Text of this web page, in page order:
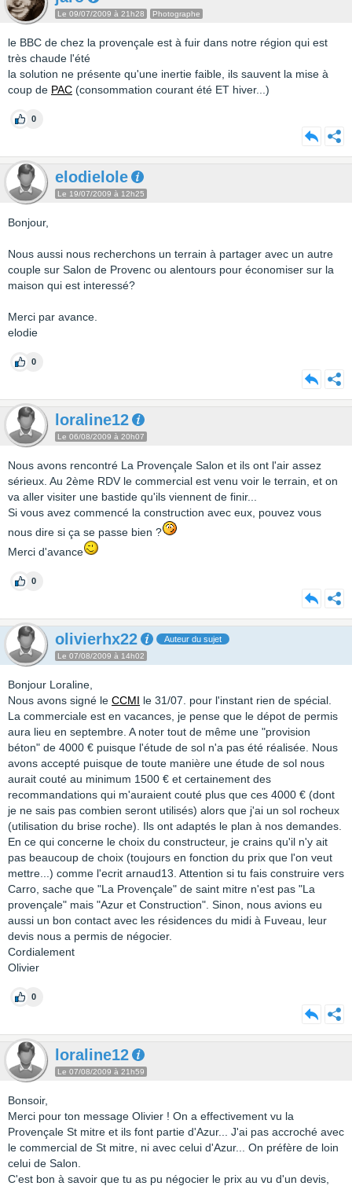
Le 09/07/2009 à 21h28 Photographe
le BBC de chez la provençale est à fuir dans notre région qui est
très chaude l'été
la solution ne présente qu'une inertie faible, ils sauvent la mise à
coup de PAC (consommation courant été ET hiver...)
0
elodielole
Le 19/07/2009 à 12h25
Bonjour,
Nous aussi nous recherchons un terrain à partager avec un autre
couple sur Salon de Provenc ou alentours pour économiser sur la
maison qui est interessé?
Merci par avance.
elodie
0
loraline12
Le 06/08/2009 à 20h07
Nous avons rencontré La Provençale Salon et ils ont l'air assez
sérieux. Au 2ème RDV le commercial est venu voir le terrain, et on
va aller visiter une bastide qu'ils viennent de finir...
Si vous avez commencé la construction avec eux, pouvez vous
nous dire si ça se passe bien ?
Merci d'avance
0
olivierhx22 Auteur du sujet
Le 07/08/2009 à 14h02
Bonjour Loraline,
Nous avons signé le CCMI le 31/07. pour l'instant rien de spécial.
La commerciale est en vacances, je pense que le dépot de permis
aura lieu en septembre. A noter tout de même une "provision
béton" de 4000 € puisque l'étude de sol n'a pas été réalisée. Nous
avons accepté puisque de toute manière une étude de sol nous
aurait couté au minimum 1500 € et certainement des
recommandations qui m'auraient couté plus que ces 4000 € (dont
je ne sais pas combien seront utilisés) alors que j'ai un sol rocheux
(utilisation du brise roche). Ils ont adaptés le plan à nos demandes.
En ce qui concerne le choix du constructeur, je crains qu'il n'y ait
pas beaucoup de choix (toujours en fonction du prix que l'on veut
mettre...) comme l'ecrit arnaud13. Attention si tu fais construire vers
Carro, sache que "La Provençale" de saint mitre n'est pas "La
provençale" mais "Azur et Construction". Sinon, nous avions eu
aussi un bon contact avec les résidences du midi à Fuveau, leur
devis nous a permis de négocier.
Cordialement
Olivier
0
loraline12
Le 07/08/2009 à 21h59
Bonsoir,
Merci pour ton message Olivier ! On a effectivement vu la
Provençale St mitre et ils font partie d'Azur... J'ai pas accroché avec
le commercial de St mitre, ni avec celui d'Azur... On préfère de loin
celui de Salon.
C'est bon à savoir que tu as pu négocier le prix au vu d'un devis,